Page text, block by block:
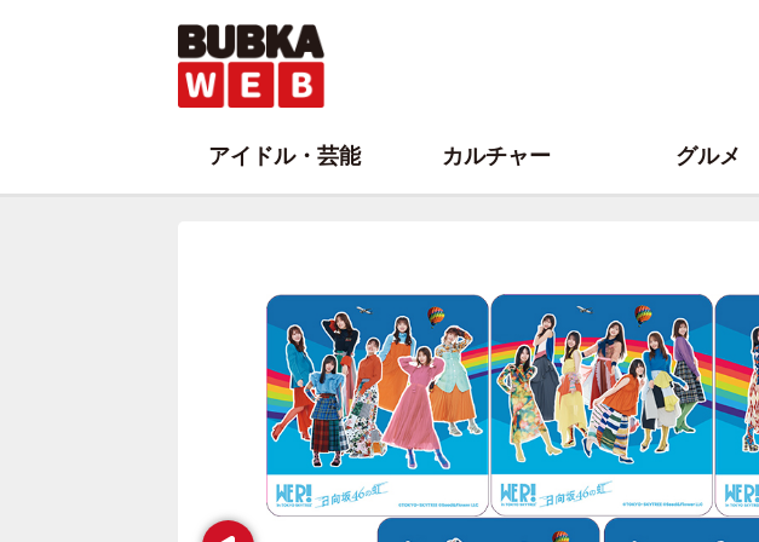
アイドル・芸能 カルチャー グルメ